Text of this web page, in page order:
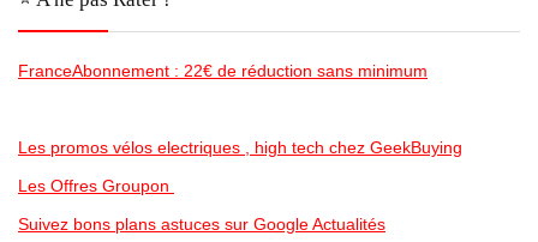
FranceAbonnement : 22€ de réduction sans minimum
Les promos vélos electriques , high tech chez GeekBuying
Les Offres Groupon
Suivez bons plans astuces sur Google Actualités